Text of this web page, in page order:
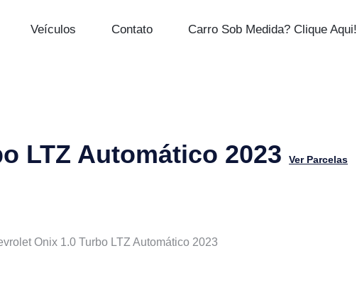
Veículos Contato Carro Sob Medida? Clique Aqui!
LTZ Automático 2023 Ver Parcelas